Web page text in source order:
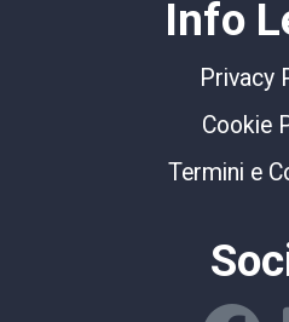
Info
Privacy
Cookie
Termini e